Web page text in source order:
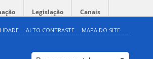
Legislação Canais
ALTO CONTRASTE MAPA DO SITE